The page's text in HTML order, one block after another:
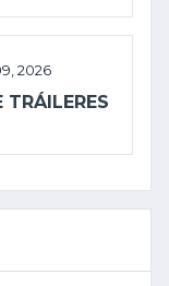
2026
TRÁILERES